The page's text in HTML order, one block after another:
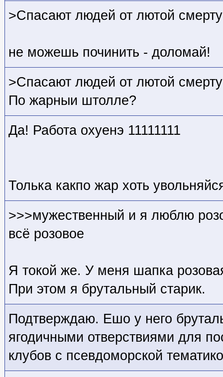
>Спасают людей от лютой
не можешь починить - доломай!
>Спасают людей от лютой
По жарныи штолле?
Да! Работа охуенэ 11111111
Толька какпо жар хоть
>>>мужественный и я люблю
всё розовое
Я токой же. У меня шапка
При этом я брутальный старик.
Подтверждаю. Ешо у него
ягодичными отверствиями для
клубов с псевдоморской